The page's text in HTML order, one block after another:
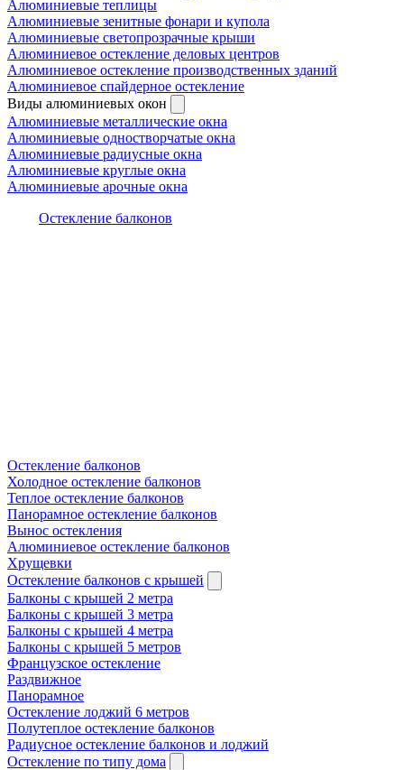
Алюминиевые теплицы
Алюминиевые зенитные фонари и купола
Алюминиевые светопрозрачные крыши
Алюминиевое остекление деловых центров
Алюминиевое остекление производственных зданий
Алюминиевое спайдерное остекление
Виды алюминиевых окон
Алюминиевые металлические окна
Алюминиевые одностворчатые окна
Алюминиевые радиусные окна
Алюминиевые круглые окна
Алюминиевые арочные окна
Остекление балконов
Остекление балконов
Холодное остекление балконов
Теплое остекление балконов
Панорамное остекление балконов
Вынос остекления
Алюминиевое остекление балконов
Хрущевки
Остекление балконов с крышей
Балконы с крышей 2 метра
Балконы с крышей 3 метра
Балконы с крышей 4 метра
Балконы с крышей 5 метров
Французское остекление
Раздвижное
Панорамное
Остекление лоджий 6 метров
Полутеплое остекление балконов
Радиусное остекление балконов и лоджий
Остекление по типу дома